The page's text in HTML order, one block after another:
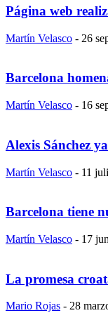
Página web
Martín Velasco - 26
Barcelona
Martín Velasco - 16
Alexis Sánchez
Martín Velasco - 11
Barcelona tiene
Martín Velasco - 17
La promesa
Mario Rojas - 28